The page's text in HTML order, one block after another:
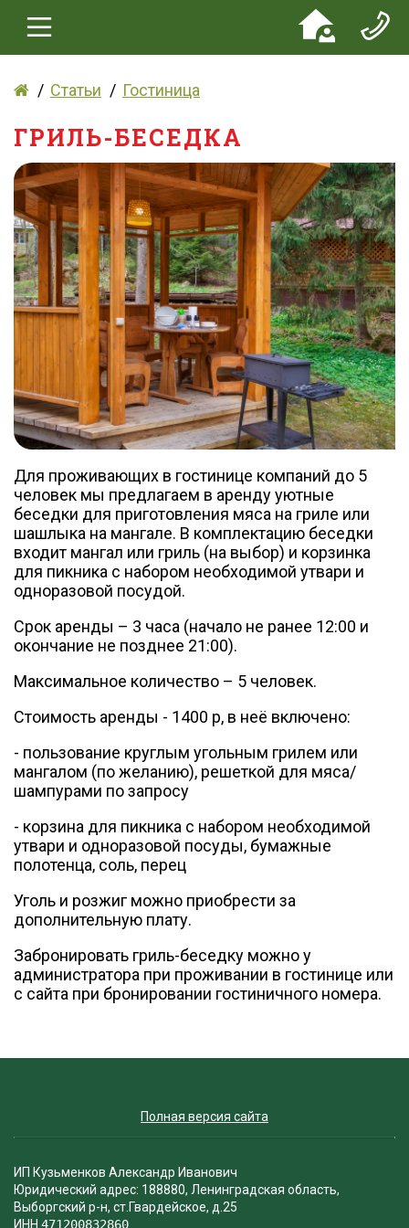
Статьи Гостиница
ГРИЛЬ-БЕСЕДКА
Для проживающих в гостинице компаний до 5
человек мы предлагаем в аренду уютные
беседки для приготовления мяса на гриле или
шашлыка на мангале. В комплектацию беседки
входит мангал или гриль (на выбор) и корзинка
для пикника с набором необходимой утвари и
одноразовой посудой.
Срок аренды – 3 часа (начало не ранее 12:00 и
окончание не позднее 21:00).
Максимальное количество – 5 человек.
Стоимость аренды - 1400 р, в неё включено:
- пользование круглым угольным грилем или
мангалом (по желанию), решеткой для мяса/
шампурами по запросу
- корзина для пикника с набором необходимой
утвари и одноразовой посуды, бумажные
полотенца, соль, перец
Уголь и розжиг можно приобрести за
дополнительную плату.
Забронировать гриль-беседку можно у
администратора при проживании в гостинице или
с сайта при бронировании гостиничного номера.
Полная версия сайта
ИП Кузьменков Александр Иванович
Юридический адрес: 188880, Ленинградская область,
Выборгский р-н, ст.Гвардейское, д.25
ИНН 471200832860